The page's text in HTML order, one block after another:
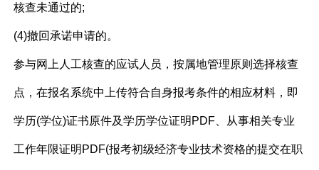
核查未通过的;
(4)撤回承诺申请的。
参与网上人工核查的应试人员，按属地管理原则选择核查
点，在报名系统中上传符合自身报考条件的相应材料，即
学历(学位)证书原件及学历学位证明PDF、从事相关专业
工作年限证明PDF(报考初级经济专业技术资格的提交在职